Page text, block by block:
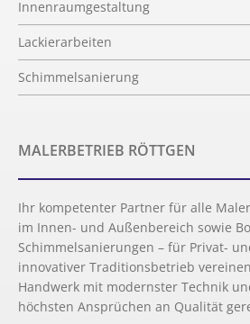
MALERBETRIEB RÖTTGEN
Ihr kompetenter Partner für alle
im Innen- und Außenbereich sowie
Schimmelsanierungen – für Privat-
innovativer Traditionsbetrieb
Handwerk mit modernster Technik
höchsten Ansprüchen an Qualität
Innenraumgestaltung
Lackierarbeiten
Schimmelsanierung